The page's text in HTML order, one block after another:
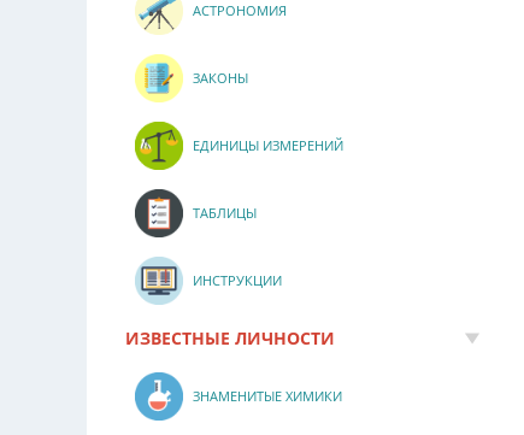
АСТРОНОМИЯ
ЗАКОНЫ
ЕДИНИЦЫ ИЗМЕРЕНИЙ
ТАБЛИЦЫ
ИНСТРУКЦИИ
ИЗВЕСТНЫЕ ЛИЧНОСТИ
ЗНАМЕНИТЫЕ ХИМИКИ